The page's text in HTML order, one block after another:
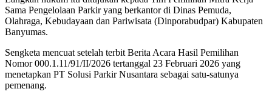
Sama Pengelolaan Parkir yang berkantor di Dinas Pemuda,
Olahraga, Kebudayaan dan Pariwisata (Dinporabudpar) Kabupaten
Banyumas.
Sengketa mencuat setelah terbit Berita Acara Hasil Pemilihan
Nomor 000.1.11/91/II/2026 tertanggal 23 Februari 2026 yang
menetapkan PT Solusi Parkir Nusantara sebagai satu-satunya
pemenang.